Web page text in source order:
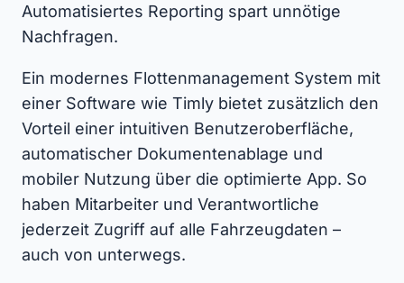
Automatisiertes Reporting spart unnötige
Nachfragen.
Ein modernes Flottenmanagement System mit
einer Software wie Timly bietet zusätzlich den
Vorteil einer intuitiven Benutzeroberfläche,
automatischer Dokumentenablage und
mobiler Nutzung über die optimierte App. So
haben Mitarbeiter und Verantwortliche
jederzeit Zugriff auf alle Fahrzeugdaten –
auch von unterwegs.